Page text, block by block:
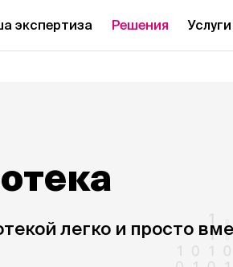
экспертиза Решения Услуги
легко и просто